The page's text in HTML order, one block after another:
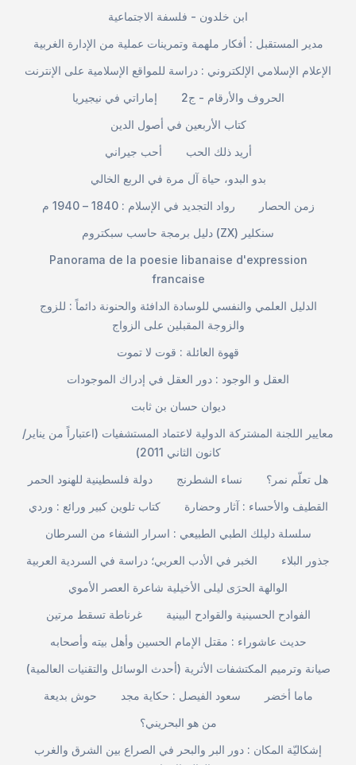
ابن خلدون - فلسفة الاجتماعية
مدير المستقبل : أفكار ملهمة وتمرينات عملية من الإدارة الغربية
الإعلام الإسلامي الإلكتروني : دراسة للمواقع الإسلامية على الإنترنت
إماراتي في نيجيريا
الحروف والأرقام - ج2
كتاب الأربعين في أصول الدين
أحب جيراني
أريد ذلك الحب
بدو البدو، حياة آل مرة في الربع الخالي
رواد التجديد في الإسلام : 1840 – 1940 م
زمن الحصار
دليل برمجة حاسب سبكتروم (ZX) سنكلير
Panorama de la poesie libanaise d'expression
francaise
الدليل العلمي والنفسي للوسادة الدافئة والحنونة دائماً : للزوج
والزوجة المقبلين على الزواج
قهوة العائلة : قوت لا تموت
العقل و الوجود : دور العقل في إدراك الموجودات
ديوان حسان بن ثابت
معايير اللجنة المشتركة الدولية لاعتماد المستشفيات (اعتباراً من يناير/
كانون الثاني 2011)
دولة فلسطينية للهنود الحمر
نساء الشطرنج
هل تعلّم نمر؟
كتاب تلوين كبير ورائع : وردي
القطيف والأحساء : آثار وحضارة
سلسلة دليلك الطبي الطبيعي : اسرار الشفاء من السرطان
الخبر في الأدب العربي؛ دراسة في السردية العربية
جذور البلاء
الوالهة الحرَى ليلى الأخيلية شاعرة العصر الأموي
غرناطة تسقط مرتين
الفوادح الحسينية والقوادح البينية
حديث عاشوراء : مقتل الإمام الحسين وأهل بيته وأصحابه
صيانة وترميم المكتشفات الأثرية (أحدث الوسائل والتقنيات العالمية)
حوش بديعة
سعود الفيصل : حكاية مجد
ماما أخضر
من هو البحريني؟
إشكاليّة المكان : دور البر والبحر في الصراع بين الشرق والغرب